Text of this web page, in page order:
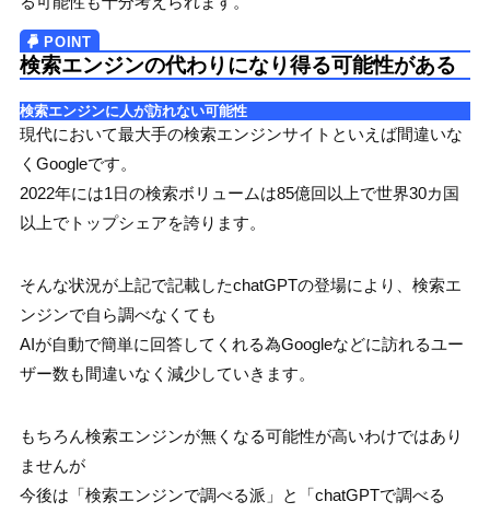
検索エンジンの代わりになり得る可能性がある
検索エンジンに人が訪れない可能性
現代において最大手の検索エンジンサイトといえば間違いな
くGoogleです。
2022年には1日の検索ボリュームは85億回以上で世界30カ国
以上でトップシェアを誇ります。
そんな状況が上記で記載したchatGPTの登場により、検索エ
ンジンで自ら調べなくても
AIが自動で簡単に回答してくれる為Googleなどに訪れるユー
ザー数も間違いなく減少していきます。
もちろん検索エンジンが無くなる可能性が高いわけではあり
ませんが
今後は「検索エンジンで調べる派」と「chatGPTで調べる